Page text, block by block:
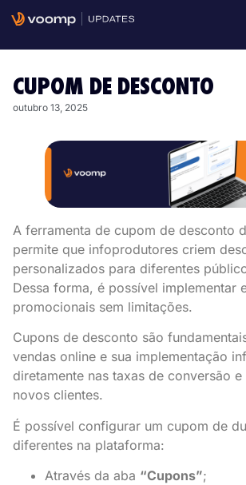
CUPOM DE DESCONTO
outubro 13, 2025
A ferramenta de cupom de desconto
permite que infoprodutores criem
personalizados para diferentes
Dessa forma, é possível implementar
promocionais sem limitações.
Cupons de desconto são
vendas online e sua implementação
diretamente nas taxas de conversão
novos clientes.
É possível configurar um cupom de
diferentes na plataforma:
Através da aba “Cupons”;